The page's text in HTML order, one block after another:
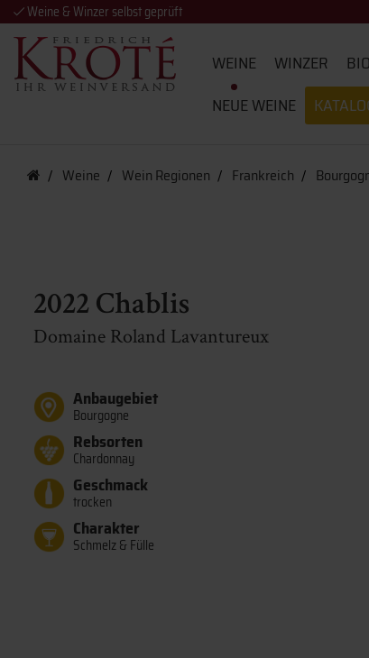
Weine & Winzer selbst geprüft
WEINE WINZER
NEUE WEINE
Weine Wein Regionen Frankreich
2022 Chablis
Domaine Roland Lavantureux
Anbaugebiet
Bourgogne
Rebsorten
Chardonnay
Geschmack
trocken
Charakter
Schmelz & Fülle